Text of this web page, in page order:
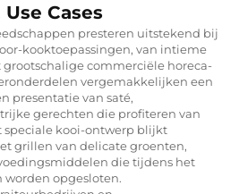
Cases
presteren uitstekend bij
kooktoepassingen, van intieme
commerciële horeca-
vergemakkelijken een
presentatie van saté,
gerechten die profiteren van
kooi-ontwerp blijkt
grillen van delicate groenten,
die tijdens het
worden opgesloten.